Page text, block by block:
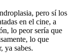
pero sí los
en el cine, a
lo peor sería que
lo que
ya sabes.